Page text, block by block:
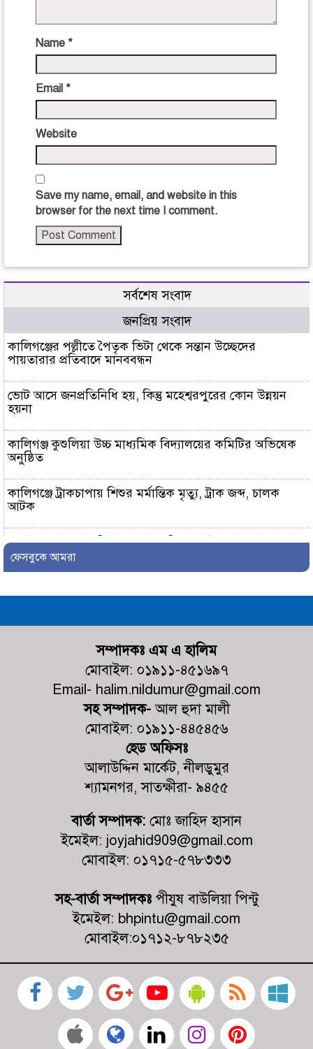
Name *
Email *
Website
Save my name, email, and website in this
browser for the next time I comment.
সর্বশেষ সংবাদ
জনপ্রিয় সংবাদ
কালিগঞ্জের পল্লীতে পৈতৃক ভিটা থেকে সন্তান উচ্ছেদের
পায়তারার প্রতিবাদে মানববন্ধন
ভোট আসে জনপ্রতিনিধি হয়, কিন্তু মহেশ্বরপুরের কোন উন্নয়ন
হয়না
কালিগঞ্জ কুশুলিয়া উচ্চ মাধ্যমিক বিদ্যালয়ের কমিটির অভিষেক
অনুষ্ঠিত
কালিগঞ্জে ট্রাকচাপায় শিশুর মর্মান্তিক মৃত্যু, ট্রাক জব্দ, চালক
আটক
জুলাই গণহত্যায় জড়িত প্রত্যেক ব্যক্তিকে আইনের আওতায় এনে
দ্রুত, নিরপেক্ষ ও স্বচ্ছ বিচার নিশ্চিত করতে হবে- মাহবুবুল
আলম
সভা অনুষ্ঠিত
দেবহাটায় জুলাই গনঅভ্যুত্থান দিবস উপলক্ষে আলোচনা সভা
জুলাই গণঅভ্যুত্থানের দ্বিতীয় বর্ষপূর্তি
উপলক্ষে শ্যামনগরে জামায়াতের গণমিছিল
ও বিক্ষোভ সমাবেশ
কালিগঞ্জের ভ্রাম্যমাণ আদালতের অভিযান: ৫টি প্রতিষ্ঠানে
কালিগঞ্জে চেয়ারম্যান পদপ্রার্থী শেখ আলমগীর হোসেনের নিজস্ব
অর্থায়নে খালের ওপর বাঁশের সাঁকো নির্মাণ
ফেসবুকে আমরা
সম্পাদকঃ এম এ হালিম
মোবাইল: ০১৯১১-৪৫১৬৯৭
Email- halim.nildumur@gmail.com
সহ সম্পাদক-আল হুদা মালী
মোবাইল: ০১৯১১-৪৪৫৪৫৬
হেড অফিসঃ
আলাউদ্দিন মার্কেট, নীলডুমুর
শ্যামনগর, সাতক্ষীরা- ৯৪৫৫
বার্তা সম্পাদক: মোঃ জাহিদ হাসান
ইমেইল: joyjahid909@gmail.com
মোবাইল: ০১৭১৫-৫৭৮৩৩৩
সহ-বার্তা সম্পাদকঃপীযুষ বাউলিয়া পিন্টু
ইমেইল: bhpintu@gmail.com
মোবাইল:০১৭১২-৮৭৮২৩৫